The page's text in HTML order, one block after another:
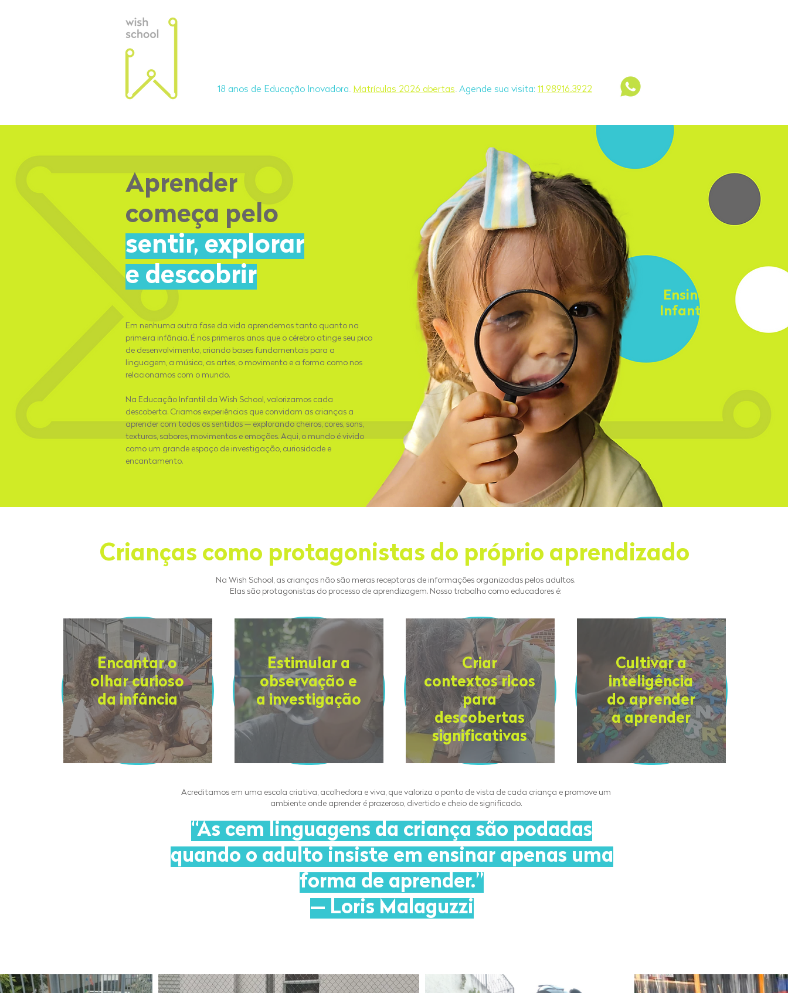
18 anos de Educação Inovadora. Matrículas 2026 abertas. Agende sua visita: 11 98916.3922
Aprender
começa pelo
sentir, explorar
e descobrir
Ensino
Infantil
Em nenhuma outra fase da vida aprendemos tanto quanto na
primeira infância. É nos primeiros anos que o cérebro atinge seu pico
de desenvolvimento, criando bases fundamentais para a
linguagem, a música, as artes, o movimento e a forma como nos
relacionamos com o mundo.
Na Educação Infantil da Wish School, valorizamos cada
descoberta. Criamos experiências que convidam as crianças a
aprender com todos os sentidos — explorando cheiros, cores, sons,
texturas, sabores, movimentos e emoções. Aqui, o mundo é vivido
como um grande espaço de investigação, curiosidade e
encantamento.
Crianças como protagonistas do próprio aprendizado
Na Wish School, as crianças não são meras receptoras de informações organizadas pelos adultos.
Elas são protagonistas do processo de aprendizagem. Nosso trabalho como educadores é:
Encantar o
olhar curioso
da infância
Estimular a
observação e
a investigação
Criar
contextos ricos
para
descobertas
significativas
Cultivar a
inteligência
do aprender
a aprender
Acreditamos em uma escola criativa, acolhedora e viva, que valoriza o ponto de vista de cada criança e promove um
ambiente onde aprender é prazeroso, divertido e cheio de significado.
“As cem linguagens da criança são podadas
quando o adulto insiste em ensinar apenas uma
forma de aprender.”
— Loris Malaguzzi